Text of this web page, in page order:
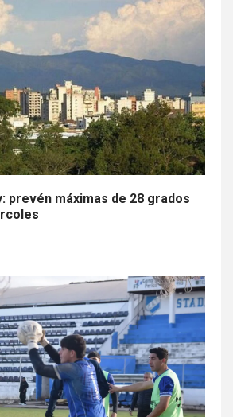
prevén máximas de 28 grados